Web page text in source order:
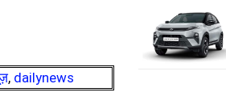
, dailynews